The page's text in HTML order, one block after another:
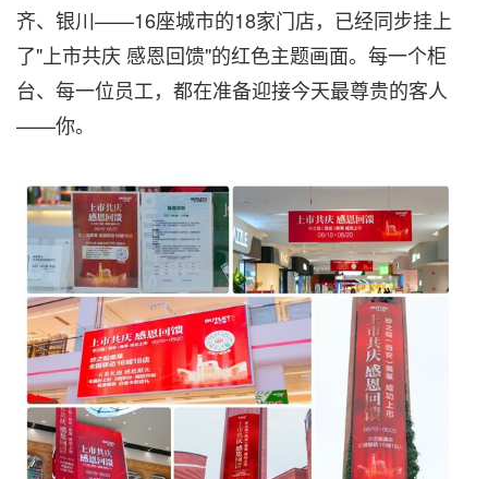
齐、银川——16座城市的18家门店，已经同步挂上
了"上市共庆 感恩回馈"的红色主题画面。每一个柜
台、每一位员工，都在准备迎接今天最尊贵的客人
——你。